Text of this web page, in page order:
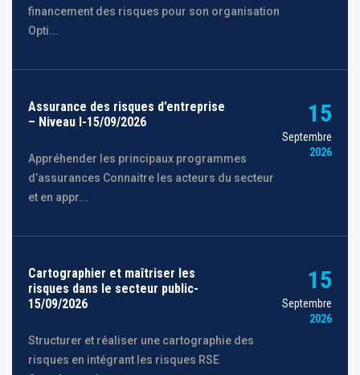
financement des risques pour son organisation
Opti...
Assurance des risques d’entreprise
– Niveau I-15/09/2026
Appréhender les principaux programmes
d’assurances Connaitre les acteurs du secteur
et en appr...
15
Septembre
2026
Cartographier et maîtriser les
risques dans le secteur public-
15/09/2026
Structurer et réaliser une cartographie des
risques en intégrant les risques RSE
15
Septembre
2026